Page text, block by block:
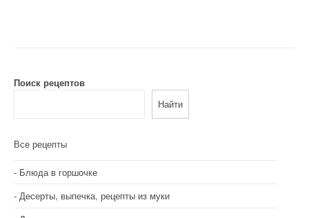
Поиск рецептов
Найти
Все рецепты
Блюда в горшочке
Десерты, выпечка, рецепты из муки